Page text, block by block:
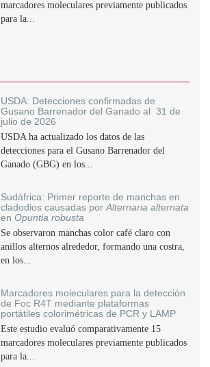
marcadores moleculares previamente publicados
para la...
USDA: Detecciones confirmadas de
Gusano Barrenador del Ganado al 31 de
julio de 2026
USDA ha actualizado los datos de las
detecciones para el Gusano Barrenador del
Ganado (GBG) en los...
Sudáfrica: Primer reporte de manchas en
cladodios causadas por Alternaria alternata
en Opuntia robusta
Se observaron manchas color café claro con
anillos alternos alrededor, formando una costra,
en los...
Marcadores moleculares para la detección
de Foc R4T mediante plataformas
portátiles colorimétricas de PCR y LAMP
Este estudio evaluó comparativamente 15
marcadores moleculares previamente publicados
para la...